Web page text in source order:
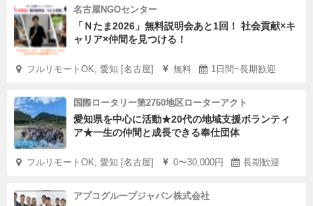
名古屋NGOセンター
「Ｎたま2026」無料説明会あと1回！ 社会貢献×キ
ャリア×仲間を見つける！
フルリモートOK, 愛知 [名古屋] 無料 1日間~長期歓迎
国際ロータリー第2760地区ローターアクト
愛知県を中心に活動★20代の地域支援ボランティ
ア★一生の仲間と成長できる奉仕団体
フルリモートOK, 愛知 [名古屋] 0〜30,000円 長期歓迎
アプコグループジャパン株式会社